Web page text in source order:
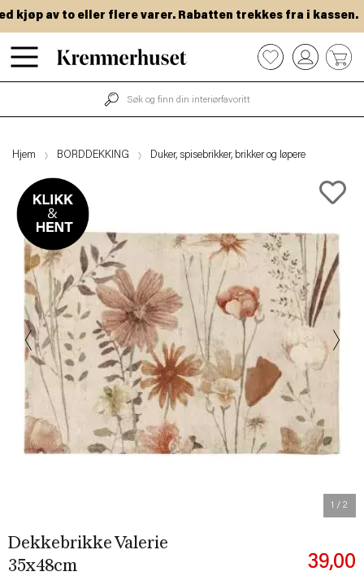
Hopp
til
kjøp av to eller flere varer. Rabatten trekkes fra i kassen.
0
Hjem BORDDEKKING Duker, spisebrikker, brikker og løpere
1 / 2
Previous Next
Dekkebrikke Valerie
35x48cm
39,00